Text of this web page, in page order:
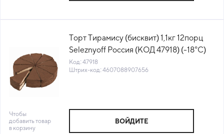
Торт Тирамису (бисквит) 1,1кг 12порц
Seleznyoff Россия (КОД 47918) (-18°С)
Код: 47918
Штрих-код: 4607088907656
Чтобы
добавить товар
в корзину
ВОЙДИТЕ